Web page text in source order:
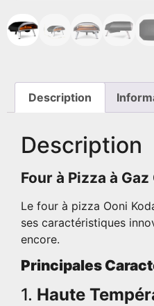
Description
Description
Four à Pizza à
Le four à pizza Ooni
ses caractéristiques
encore.
Principales
1. Haute